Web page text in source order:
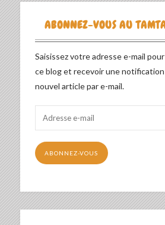
ABONNEZ-VOUS AU
Saisissez votre adresse e-mail
ce blog et recevoir une
nouvel article par e-mail.
mail
ABONNEZ-VOUS